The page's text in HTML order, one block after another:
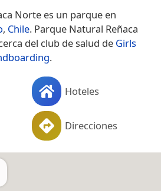
Norte es un parque en
, Chile. Parque Natural Reñaca
del club de salud de Girls
.
Hoteles
Direcciones